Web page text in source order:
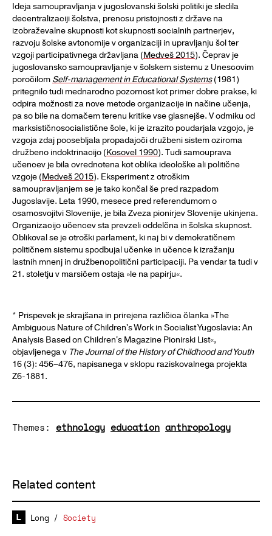
Ideja samoupravljanja v jugoslovanski šolski politiki je sledila
decentralizaciji šolstva, prenosu pristojnosti z države na
izobraževalne skupnosti kot skupnosti socialnih partnerjev,
razvoju šolske avtonomije v organizaciji in upravljanju šol ter
vzgoji participativnega državljana (Medveš 2015). Čeprav je
jugoslovansko samoupravljanje v šolskem sistemu z Unescovim
poročilom Self-management in Educational Systems(1981)
pritegnilo tudi mednarodno pozornost kot primer dobre prakse, ki
odpira možnosti za nove metode organizacije in načine učenja,
pa so bile na domačem terenu kritike vse glasnejše. V odmiku od
marksističnosocialistične šole, ki je izrazito poudarjala vzgojo, je
vzgoja zdaj poosebljala propadajoči družbeni sistem oziroma
družbeno indoktrinacijo (Kosovel 1990). Tudi samouprava
učencev je bila ovrednotena kot oblika ideološke ali politične
vzgoje (Medveš 2015). Eksperiment z otroškim
samoupravljanjem se je tako končal še pred razpadom
Jugoslavije. Leta 1990, mesece pred referendumom o
osamosvojitvi Slovenije, je bila Zveza pionirjev Slovenije ukinjena.
Organizacijo učencev sta prevzeli oddelčna in šolska skupnost.
Oblikoval se je otroški parlament, ki naj bi v demokratičnem
političnem sistemu spodbujal učenke in učence k izražanju
lastnih mnenj in družbenopolitični participaciji. Pa vendar ta tudi v
21. stoletju v marsičem ostaja »le na papirju«.
* Prispevek je skrajšana in prirejena različica članka »The
Ambiguous Nature of Children's Work in Socialist Yugoslavia: An
Analysis Based on Children's Magazine Pionirski List«,
objavljenega v The Journal of the History of Childhood and Youth
16 (3): 456–476, napisanega v sklopu raziskovalnega projekta
Z6-1881.
Themes: ethnology education anthropology
Related content
Long / Society